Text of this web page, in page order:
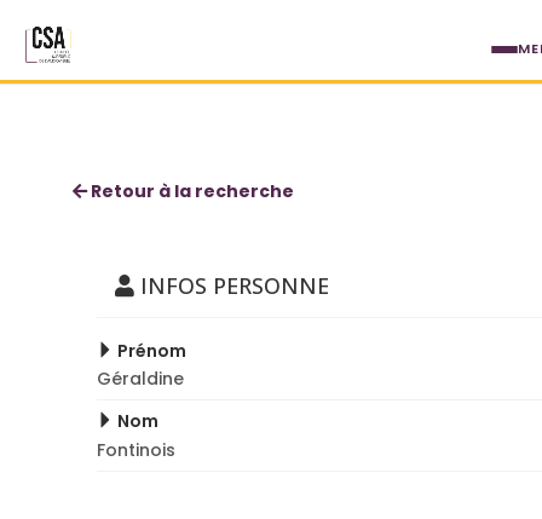
Géraldine Fontinois
Retour à la recherche
INFOS PERSONNE
Prénom
Géraldine
Nom
Fontinois